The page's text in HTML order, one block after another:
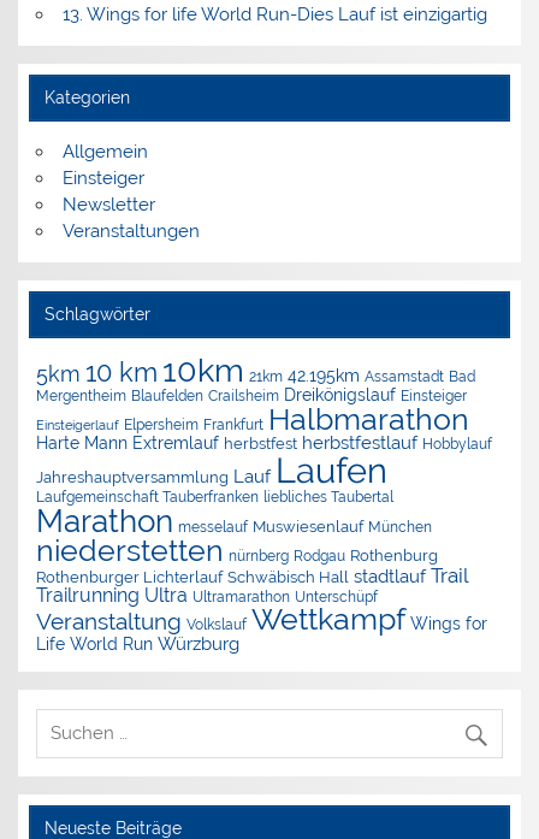
13. Wings for life World Run-Dies Lauf ist einzigartig
Kategorien
Allgemein
Einsteiger
Newsletter
Veranstaltungen
Schlagwörter
5km 10 km 10km 21km 42.195km Assamstadt Bad
Mergentheim Blaufelden Crailsheim Dreikönigslauf Einsteiger
Einsteigerlauf Elpersheim Frankfurt Halbmarathon
Harte Mann Extremlauf herbstfest herbstfestlauf Hobbylauf
Jahreshauptversammlung Lauf Laufen
Laufgemeinschaft Tauberfranken liebliches Taubertal
Marathon messelauf Muswiesenlauf München
niederstetten nürnberg Rodgau Rothenburg
Rothenburger Lichterlauf Schwäbisch Hall stadtlauf Trail
Trailrunning Ultra Ultramarathon Unterschüpf
Veranstaltung Volkslauf Wettkampf Wings for
Life World Run Würzburg
Neueste Beiträge